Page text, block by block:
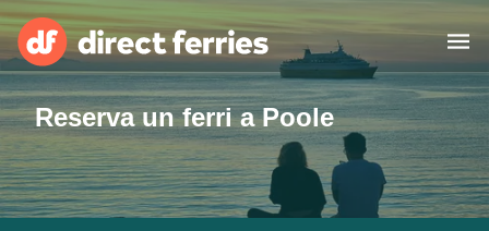
Països
Bitllets de Ferry
Reserva un ferri a Poole